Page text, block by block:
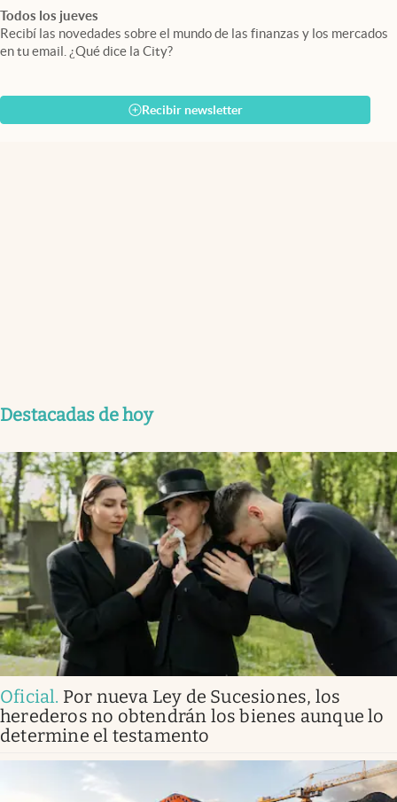
Todos los jueves
Recibí las novedades sobre el mundo de las finanzas y los mercados
en tu email. ¿Qué dice la City?
Recibir newsletter
Destacadas de hoy
Oficial. Por nueva Ley de Sucesiones, los
herederos no obtendrán los bienes aunque lo
determine el testamento